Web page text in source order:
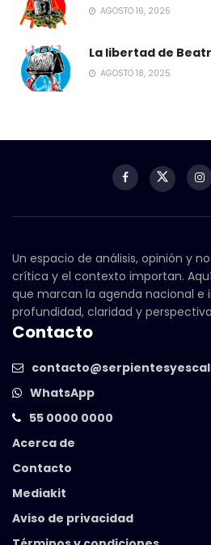
AGOSTO 16, 2025
La libertad de
AGOSTO 18, 2025
Un espacio de análisis, opinión y
crítica y el contexto importan.
que marcan la agenda nacional e
profundidad, claridad y
Contacto
WhatsApp
55 0000 0000
Acerca de
Contacto
Mediakit
Aviso de privacidad